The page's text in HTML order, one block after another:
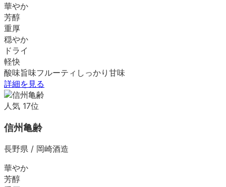
華やか
芳醇
重厚
穏やか
ドライ
軽快
酸味旨味フルーティ しっかり 甘味
詳細を見る
人気 17位
信州亀齢
長野県 / 岡崎酒造
華やか
芳醇